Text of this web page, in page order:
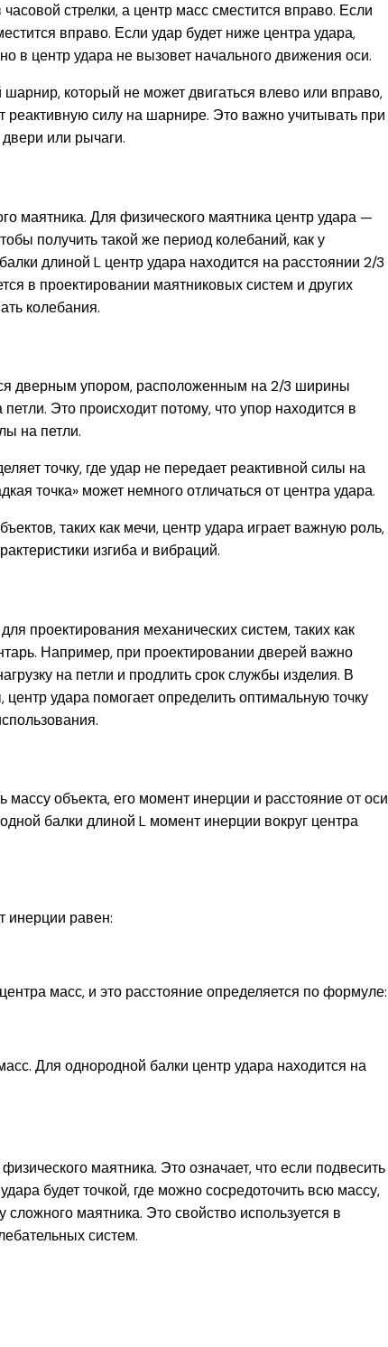
стрелки, а центр масс сместится вправо. Если
вправо. Если удар будет ниже центра удара,
в центр удара не вызовет начального движения оси.
который не может двигаться влево или вправо,
реактивную силу на шарнире. Это важно учитывать при
или рычаги.
маятника. Для физического маятника центр удара —
получить такой же период колебаний, как у
длиной L центр удара находится на расстоянии 2/3
в проектировании маятниковых систем и других
колебания.
дверным упором, расположенным на 2/3 ширины
Это происходит потому, что упор находится в
на петли.
точку, где удар не передает реактивной силы на
точка» может немного отличаться от центра удара.
таких как мечи, центр удара играет важную роль,
изгиба и вибраций.
проектирования механических систем, таких как
Например, при проектировании дверей важно
на петли и продлить срок службы изделия. В
удара помогает определить оптимальную точку
объекта, его момент инерции и расстояние от оси
балки длиной L момент инерции вокруг центра
инерции равен:
масс, и это расстояние определяется по формуле:
Для однородной балки центр удара находится на
маятника. Это означает, что если подвесить
будет точкой, где можно сосредоточить всю массу,
маятника. Это свойство используется в
систем.